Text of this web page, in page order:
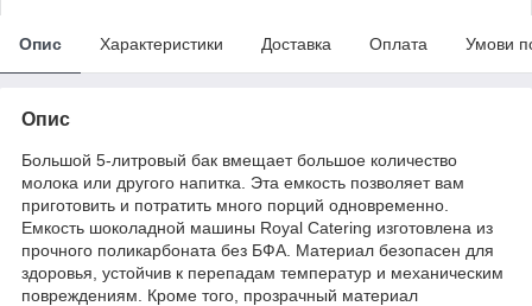
Опис Характеристики Доставка Оплата Умови
Опис
Большой 5-литровый бак вмещает большое количество
молока или другого напитка. Эта емкость позволяет вам
приготовить и потратить много порций одновременно.
Емкость шоколадной машины Royal Catering изготовлена ​​из
прочного поликарбоната без БФА. Материал безопасен для
здоровья, устойчив к перепадам температур и механическим
повреждениям. Кроме того, прозрачный материал